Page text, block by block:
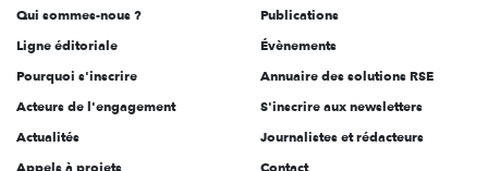
Qui sommes-nous ?
Ligne éditoriale
Pourquoi s'inscrire
Acteurs de l'engagement
Actualités
Appels à projets
Publications
Évènements
Annuaire des solutions RSE
S'inscrire aux newsletters
Journalistes et rédacteurs
Contact